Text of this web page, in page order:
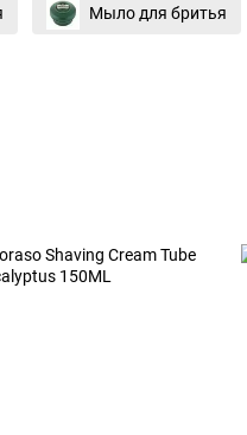
Мыло для бритья